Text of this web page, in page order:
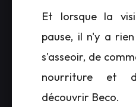
Et lorsque la
pause, il n'y a
s'asseoir, de
nourriture et
découvrir Beco.